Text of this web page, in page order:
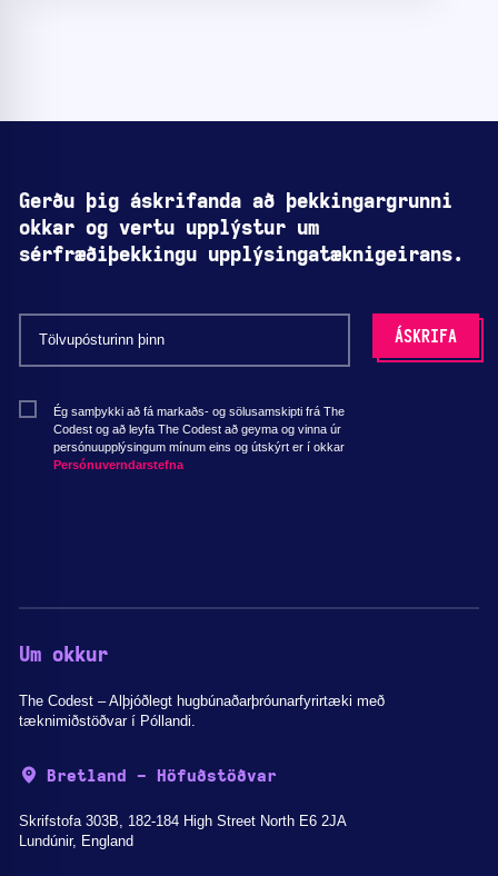
Gerðu þig áskrifanda að þekkingargrunni
okkar og vertu upplýstur um
sérfræðiþekkingu upplýsingatæknigeirans.
Ég samþykki að fá markaðs- og sölusamskipti frá The
Codest og að leyfa The Codest að geyma og vinna úr
persónuupplýsingum mínum eins og útskýrt er í okkar
Persónuverndarstefna
Um okkur
The Codest – Alþjóðlegt hugbúnaðarþróunarfyrirtæki með
tæknimiðstöðvar í Póllandi.
Bretland - Höfuðstöðvar
Skrifstofa 303B, 182-184 High Street North E6 2JA
Lundúnir, England